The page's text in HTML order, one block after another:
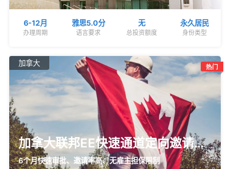
6-12月
办理周期
雅思5.0分
语言要求
无
总投资额度
永久居民
身份类型
加拿大
加拿大联邦EE快速通道定向邀请优
先职业
6个月快速审批、邀请率高、无雇主担保限制